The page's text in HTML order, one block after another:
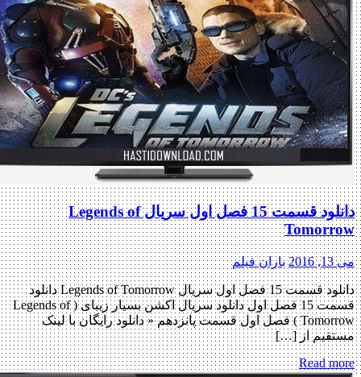
دانلود قسمت 15 فصل اول سریال Legends of
Tomorrow
می 13, 2016 باران فیلم
دانلود قسمت 15 فصل اول سریال Legends of Tomorrow دانلود
قسمت 15 فصل اول دانلود سریال اکشن بسیار زیبای ( Legends of
Tomorrow ) فصل اول قسمت پانزدهم « دانلود رایگان با لینک
مستقیم از […]
Read more